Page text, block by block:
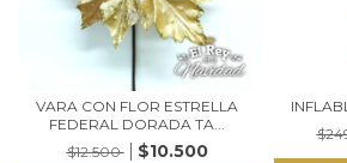
VARA CON FLOR ESTRELLA
FEDERAL DORADA TA...
$12.500
$10.500